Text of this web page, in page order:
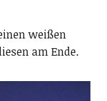
weißen
am Ende.